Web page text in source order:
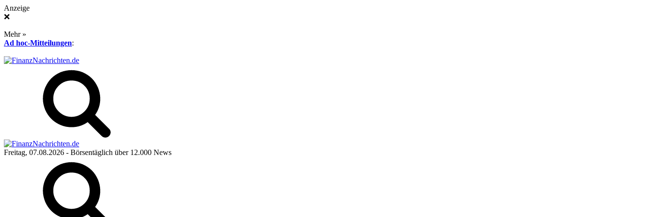
Anzeige
❌
Mehr »
Ad hoc-Mitteilungen:
Freitag, 07.08.2026 - Börsentäglich über 12.000 News